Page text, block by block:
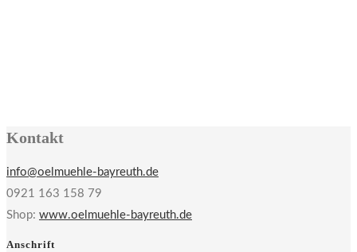
Kontakt
info@oelmuehle-bayreuth.de
0921 163 158 79
Shop: www.oelmuehle-bayreuth.de
Anschrift